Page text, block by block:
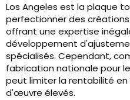
Los Angeles est la plaque
perfectionner des
offrant une expertise
développement
spécialisés. Cependant,
fabrication nationale pour
peut limiter la rentabilité
d'œuvre élevés.